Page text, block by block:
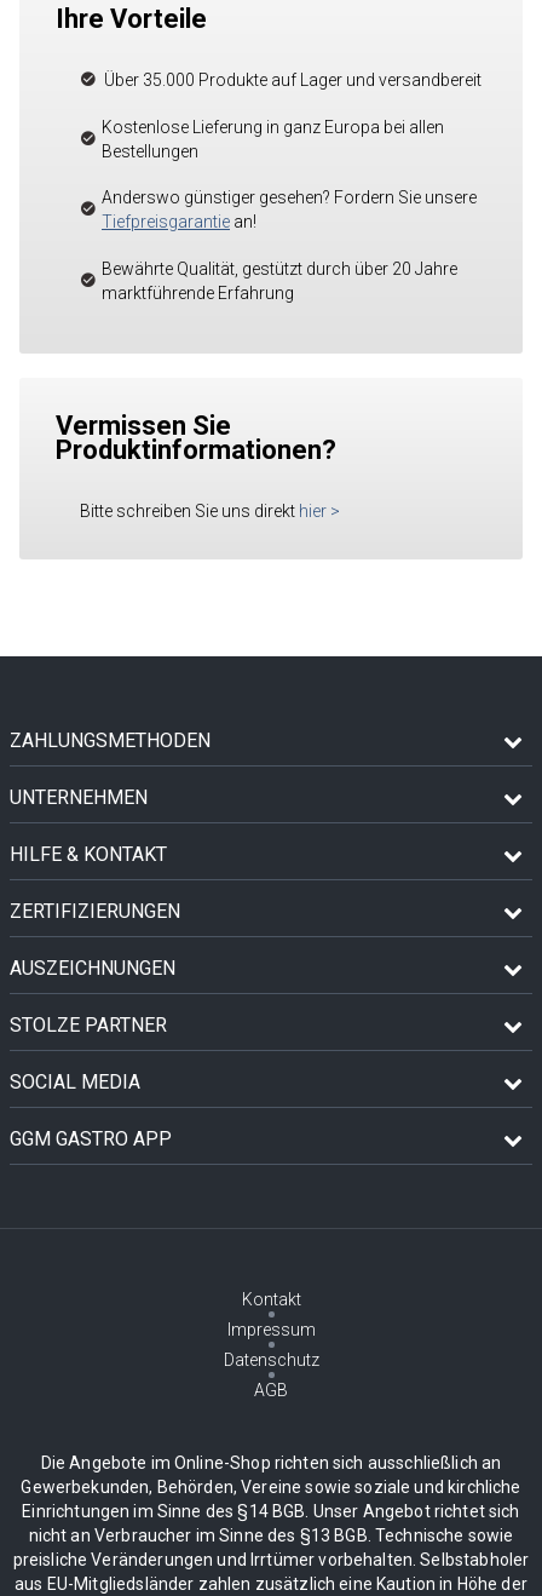
Ihre Vorteile
Über 35.000 Produkte auf Lager und versandbereit
Kostenlose Lieferung in ganz Europa bei allen
Bestellungen
Anderswo günstiger gesehen? Fordern Sie unsere
Tiefpreisgarantie an!
Bewährte Qualität, gestützt durch über 20 Jahre
marktführende Erfahrung
Vermissen Sie
Produktinformationen?
Bitte schreiben Sie uns direkt hier >
ZAHLUNGSMETHODEN
UNTERNEHMEN
HILFE & KONTAKT
ZERTIFIZIERUNGEN
AUSZEICHNUNGEN
STOLZE PARTNER
SOCIAL MEDIA
GGM GASTRO APP
Kontakt
Impressum
Datenschutz
AGB
Die Angebote im Online-Shop richten sich ausschließlich an
Gewerbekunden, Behörden, Vereine sowie soziale und kirchliche
Einrichtungen im Sinne des §14 BGB. Unser Angebot richtet sich
nicht an Verbraucher im Sinne des §13 BGB. Technische sowie
preisliche Veränderungen und Irrtümer vorbehalten. Selbstabholer
aus EU-Mitgliedsländer zahlen zusätzlich eine Kaution in Höhe der